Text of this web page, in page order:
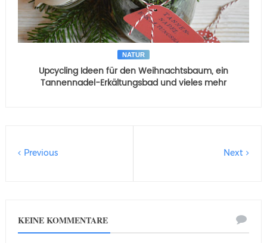
NATUR
Upcycling Ideen für den Weihnachtsbaum, ein
Tannennadel-Erkältungsbad und vieles mehr
Next
Previous
KEINE KOMMENTARE